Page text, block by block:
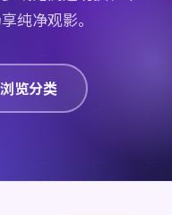
纯净观影。
浏览分类